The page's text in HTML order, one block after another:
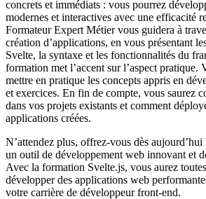
concrets et immédiats : vous pourrez
modernes et interactives avec une efficacité
Formateur Expert Métier vous guidera à
création d’applications, en vous présentant
Svelte, la syntaxe et les fonctionnalités du
formation met l’accent sur l’aspect pratique.
mettre en pratique les concepts appris en
et exercices. En fin de compte, vous saurez
dans vos projets existants et comment
applications créées.
N’attendez plus, offrez-vous dès
un outil de développement web innovant et
Avec la formation Svelte.js, vous aurez
développer des applications web
votre carrière de développeur front-end.